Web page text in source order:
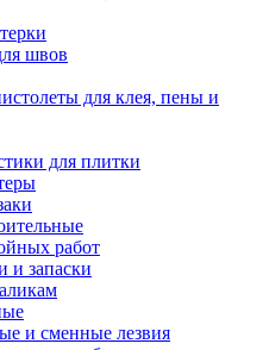
швов
для клея, пены и
для плитки
работ
и запаски
и сменные лезвия